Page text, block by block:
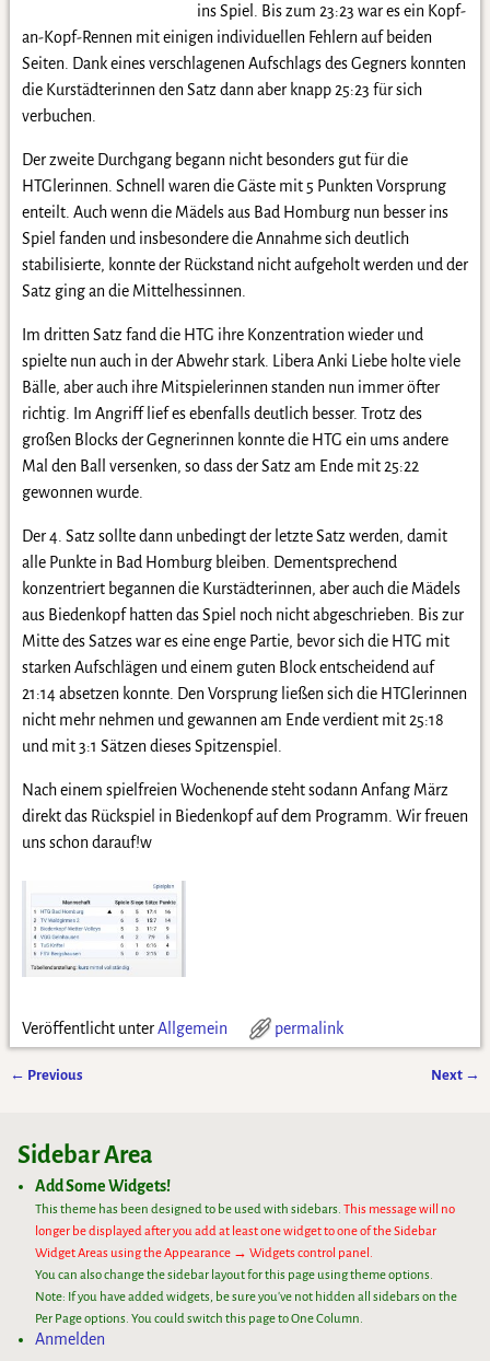
ins Spiel. Bis zum 23:23 war es ein Kopf-
an-Kopf-Rennen mit einigen individuellen Fehlern auf beiden
Seiten. Dank eines verschlagenen Aufschlags des Gegners konnten
die Kurstädterinnen den Satz dann aber knapp 25:23 für sich
verbuchen.
Der zweite Durchgang begann nicht besonders gut für die
HTGlerinnen. Schnell waren die Gäste mit 5 Punkten Vorsprung
enteilt. Auch wenn die Mädels aus Bad Homburg nun besser ins
Spiel fanden und insbesondere die Annahme sich deutlich
stabilisierte, konnte der Rückstand nicht aufgeholt werden und der
Satz ging an die Mittelhessinnen.
Im dritten Satz fand die HTG ihre Konzentration wieder und
spielte nun auch in der Abwehr stark. Libera Anki Liebe holte viele
Bälle, aber auch ihre Mitspielerinnen standen nun immer öfter
richtig. Im Angriff lief es ebenfalls deutlich besser. Trotz des
großen Blocks der Gegnerinnen konnte die HTG ein ums andere
Mal den Ball versenken, so dass der Satz am Ende mit 25:22
gewonnen wurde.
Der 4. Satz sollte dann unbedingt der letzte Satz werden, damit
alle Punkte in Bad Homburg bleiben. Dementsprechend
konzentriert begannen die Kurstädterinnen, aber auch die Mädels
aus Biedenkopf hatten das Spiel noch nicht abgeschrieben. Bis zur
Mitte des Satzes war es eine enge Partie, bevor sich die HTG mit
starken Aufschlägen und einem guten Block entscheidend auf
21:14 absetzen konnte. Den Vorsprung ließen sich die HTGlerinnen
nicht mehr nehmen und gewannen am Ende verdient mit 25:18
und mit 3:1 Sätzen dieses Spitzenspiel.
Nach einem spielfreien Wochenende steht sodann Anfang März
direkt das Rückspiel in Biedenkopf auf dem Programm. Wir freuen
uns schon darauf!w
Veröffentlicht unter Allgemein permalink
← Previous Next →
Sidebar Area
Add Some Widgets!
This theme has been designed to be used with sidebars. This message will no
longer be displayed after you add at least one widget to one of the Sidebar
Widget Areas using the Appearance → Widgets control panel.
You can also change the sidebar layout for this page using theme options.
Note: If you have added widgets, be sure you've not hidden all sidebars on the
Per Page options. You could switch this page to One Column.
Anmelden